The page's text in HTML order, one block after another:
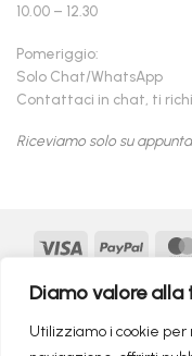
Diamo valore alla
Utilizziamo i cookie
10.00 – 12.30
Pomeriggio:
Solo Chat/WhatsApp
Contattaci in chat, ti
Riceviamo solo su
Visa PayPal
Google
Copyright 2026 ©